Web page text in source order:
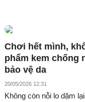
Chơi hết mình,
phẩm kem chống
bảo vệ da
20/05/2026 12:31
Không còn nỗi lo dặm